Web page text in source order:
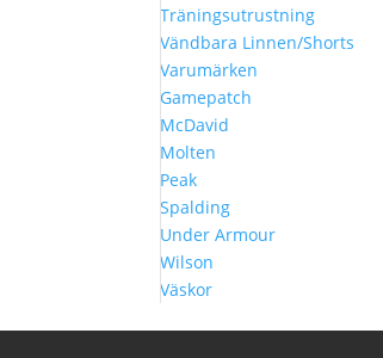
Träningsutrustning
Vändbara Linnen/Shorts
Varumärken
Gamepatch
McDavid
Molten
Peak
Spalding
Under Armour
Wilson
Väskor